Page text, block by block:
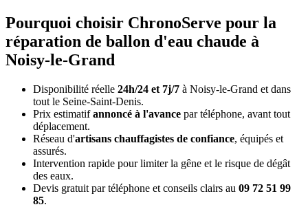
Pourquoi choisir ChronoServe pour la
réparation de ballon d'eau chaude à
Noisy-le-Grand
Disponibilité réelle 24h/24 et 7j/7 à Noisy-le-Grand et dans
tout le Seine-Saint-Denis.
Prix estimatifannoncé à l'avance par téléphone, avant tout
déplacement.
Réseau d'artisans chauffagistes de confiance, équipés et
assurés.
Intervention rapide pour limiter la gêne et le risque de dégât
des eaux.
Devis gratuit par téléphone et conseils clairs au 09 72 51 99
85.